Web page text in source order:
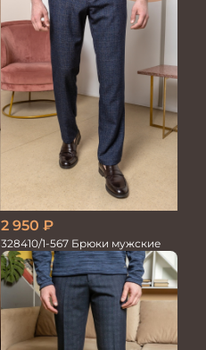
2 950 ₽
328410/1-567 Брюки мужские